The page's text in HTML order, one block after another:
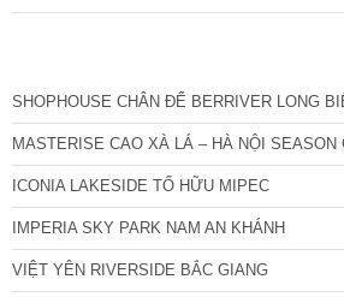
SHOPHOUSE CHÂN ĐẾ BERRIVER LONG
MASTERISE CAO XÀ LÁ – HÀ NỘI SEASON
ICONIA LAKESIDE TỐ HỮU MIPEC
IMPERIA SKY PARK NAM AN KHÁNH
VIỆT YÊN RIVERSIDE BẮC GIANG